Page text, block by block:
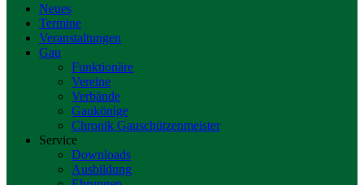
Neues
Termine
Veranstaltungen
Gau
Funktionäre
Vereine
Verbände
Gaukönige
Chronik Gauschützenmeister
Service
Downloads
Ausbildung